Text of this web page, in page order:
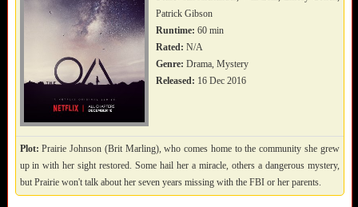
Patrick Gibson
Runtime: 60 min
Rated: N/A
Genre: Drama, Mystery
Released: 16 Dec 2016
Plot: Prairie Johnson (Brit Marling), who comes home to the community she grew
up in with her sight restored. Some hail her a miracle, others a dangerous mystery,
but Prairie won't talk about her seven years missing with the FBI or her parents.